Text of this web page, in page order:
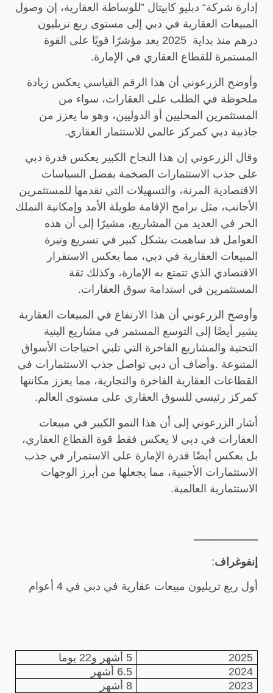
إدارة شركة“ دبليو كابيتال ”للوساطة العقارية، إن وصول
المبيعات العقارية في دبي إلى مستوى ربع تريليون
درهم منذ بداية 2025 يعد مؤشرًا قويًا على القوة
المستمرة للقطاع العقاري في الإمارة.
وأوضح الزرعوني أن هذا الرقم القياسي يعكس زيادة
ملحوظة في الطلب على العقارات، سواء من
المستثمرين المحليين أو الدوليين، وهو ما يعزز من
جاذبية دبي كمركز عالمي للاستثمار العقاري.
وقال الزرعوني إن هذا النجاح الكبير يعكس قدرة دبي
على جذب الاستثمارات الضخمة بفضل السياسات
الاقتصادية المرنة، والتسهيلات التي تقدمها للمستثمرين
الأجانب، مثل برامج الإقامة طويلة الأمد وإمكانية التملك
الحر في العديد من المشاريع، مشيرًا إلى أن هذه
العوامل قد ساهمت بشكل كبير في تسريع وتيرة
المبيعات العقارية في دبي، مما يعكس الاستقرار
الاقتصادي الذي تتمتع به الإمارة، وكذلك ثقة
المستثمرين في استدامة سوق العقارات.
وأوضح الزرعوني أن هذا الارتفاع في المبيعات العقارية
يشير أيضًا إلى التوسع المستمر في مشاريع البنية
التحتية والمشاريع الفاخرة التي تلبي احتياجات الأسواق
المتنوعة .وأضاف أن دبي تواصل جذب الاستثمارات في
القطاعات العقارية الفاخرة والتجارية، مما يعزز مكانتها
كمركز رئيسي للسوق العقاري على مستوى العالم.
أشار الزرعوني إلى أن هذا النمو الكبير في مبيعات
العقارات في دبي لا يعكس فقط قوة القطاع العقاري،
بل يعكس أيضًا قدرة الإمارة على الاستمرار في جذب
الاستثمارات الأجنبية، مما يجعلها من أبرز الوجهات
الاستثمارية العالمية.
ـــــــــــــــــــــ
إنفوغراف:
أول ربع تريليون مبيعات عقارية في دبي في 4 أعوام
2025
5 أشهر و22 يوما
2024
6.5 أشهر
2023
8 أشهر